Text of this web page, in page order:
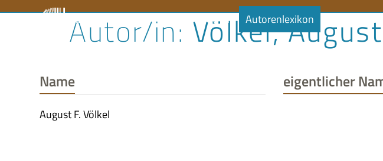
Literaturrat Audiobibliothek Autorenlexikon
Völkel,
Name
August F. Völkel
eigentlicher